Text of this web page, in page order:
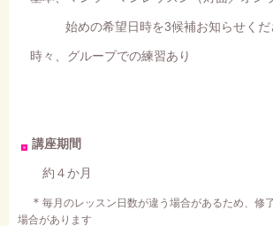
始めの希望日時を3候補お知らせくだ
時々、グループでの練習あり
講座期間
約４か月
＊ 毎月のレッスン日数が違う場合があるため、修
場合があります